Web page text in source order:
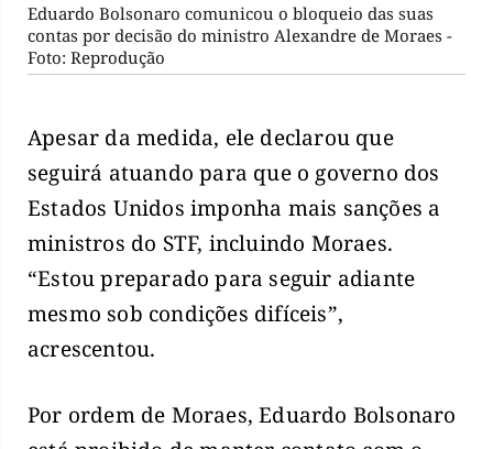
Eduardo Bolsonaro comunicou o bloqueio das suas
contas por decisão do ministro Alexandre de Moraes -
Foto: Reprodução
Apesar da medida, ele declarou que
seguirá atuando para que o governo dos
Estados Unidos imponha mais sanções a
ministros do STF, incluindo Moraes.
“Estou preparado para seguir adiante
mesmo sob condições difíceis”,
acrescentou.
Por ordem de Moraes, Eduardo Bolsonaro